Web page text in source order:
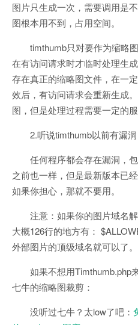
图片只生成一次，需要调用是
图根本用不到，占用空间。
timthumb只对要作为缩略
在有访问请求时才临时处理生
存在真正的缩略图文件，在一
效后，有访问请求会重新生成
图，但是处理过程需要一定的服
2.听说timthumb以前有漏
任何程序都会存在漏洞，
之前也一样，但是最新版本已
如果你担心，那就不要用。
注意：如果你的图片域名
大概126行的地方有：
外部图片的顶级域名就可以了。
如果不想用Timthumb.php
七牛的缩略图裁剪：
没听过七牛？太low了吧：